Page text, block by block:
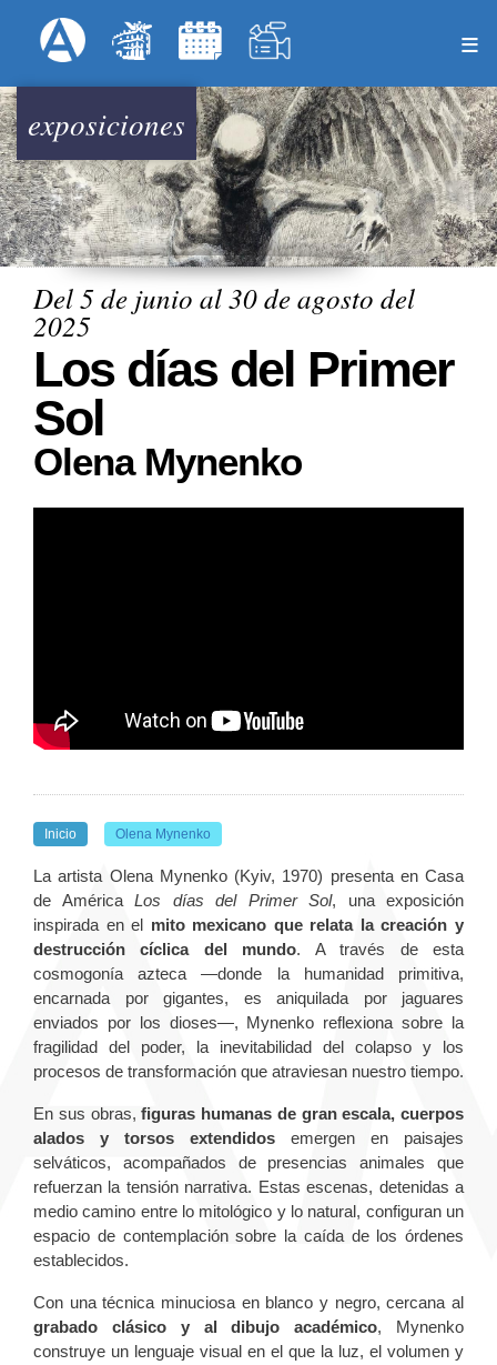
al
principal
Menú Superior
exposiciones
Del 5 de junio al 30 de agosto del
2025
Los días del Primer
Sol
Olena Mynenko
Inicio Olena Mynenko
La artista Olena Mynenko (Kyiv, 1970) presenta en Casa
de América Los días del Primer Sol, una exposición
inspirada en el mito mexicano que relata la creación y
destrucción cíclica del mundo. A través de esta
cosmogonía azteca —donde la humanidad primitiva,
encarnada por gigantes, es aniquilada por jaguares
enviados por los dioses—, Mynenko reflexiona sobre la
fragilidad del poder, la inevitabilidad del colapso y los
procesos de transformación que atraviesan nuestro tiempo.
En sus obras, figuras humanas de gran escala, cuerpos
alados y torsos extendidos emergen en paisajes
selváticos, acompañados de presencias animales que
refuerzan la tensión narrativa. Estas escenas, detenidas a
medio camino entre lo mitológico y lo natural, configuran un
espacio de contemplación sobre la caída de los órdenes
establecidos.
Con una técnica minuciosa en blanco y negro, cercana al
grabado clásico y al dibujo académico, Mynenko
construye un lenguaje visual en el que la luz, el volumen y